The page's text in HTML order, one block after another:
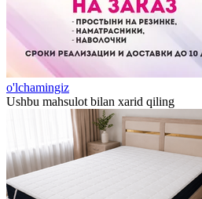
o'lchamingiz
Ushbu mahsulot bilan xarid qiling